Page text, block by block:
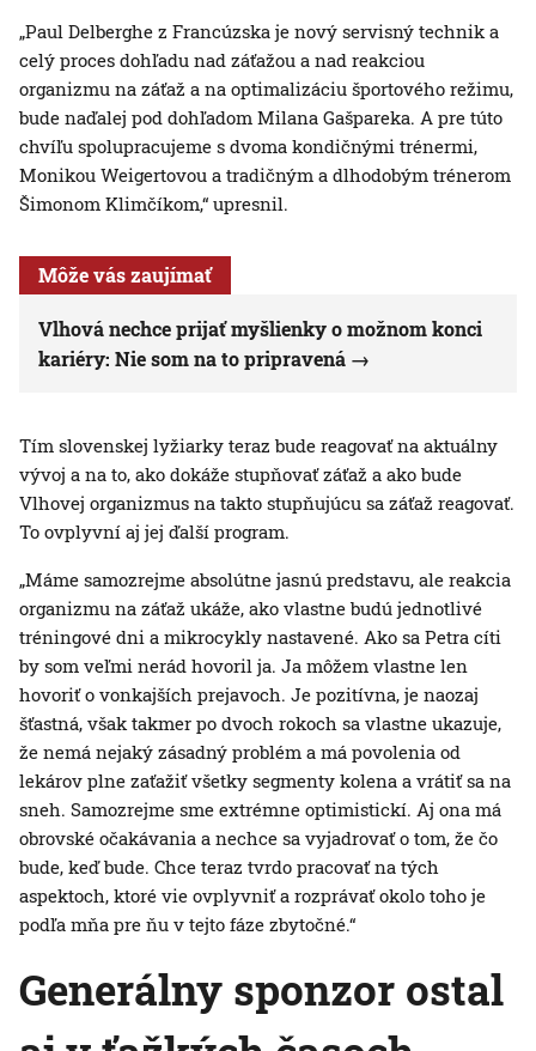
„Paul Delberghe z Francúzska je nový servisný technik a
celý proces dohľadu nad záťažou a nad reakciou
organizmu na záťaž a na optimalizáciu športového režimu,
bude naďalej pod dohľadom Milana Gašpareka. A pre túto
chvíľu spolupracujeme s dvoma kondičnými trénermi,
Monikou Weigertovou a tradičným a dlhodobým trénerom
Šimonom Klimčíkom,“ upresnil.
Môže vás zaujímať
Vlhová nechce prijať myšlienky o možnom konci
kariéry: Nie som na to pripravená
Tím slovenskej lyžiarky teraz bude reagovať na aktuálny
vývoj a na to, ako dokáže stupňovať záťaž a ako bude
Vlhovej organizmus na takto stupňujúcu sa záťaž reagovať.
To ovplyvní aj jej ďalší program.
„Máme samozrejme absolútne jasnú predstavu, ale reakcia
organizmu na záťaž ukáže, ako vlastne budú jednotlivé
tréningové dni a mikrocykly nastavené. Ako sa Petra cíti
by som veľmi nerád hovoril ja. Ja môžem vlastne len
hovoriť o vonkajších prejavoch. Je pozitívna, je naozaj
šťastná, však takmer po dvoch rokoch sa vlastne ukazuje,
že nemá nejaký zásadný problém a má povolenia od
lekárov plne zaťažiť všetky segmenty kolena a vrátiť sa na
sneh. Samozrejme sme extrémne optimistickí. Aj ona má
obrovské očakávania a nechce sa vyjadrovať o tom, že čo
bude, keď bude. Chce teraz tvrdo pracovať na tých
aspektoch, ktoré vie ovplyvniť a rozprávať okolo toho je
podľa mňa pre ňu v tejto fáze zbytočné.“
Generálny sponzor ostal